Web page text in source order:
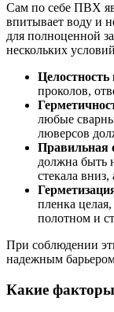
Сам по себе ПВХ
впитывает воду и
для полноценной
нескольких
Целостность
проколов,
любые
люверсов
Правильная
должна быть
стекала вниз,
пленка
полотном и
При соблюдении
надежным
Какие